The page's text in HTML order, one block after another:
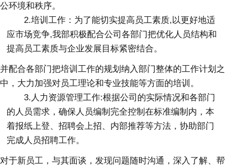
公环境和秩序。
2.培训工作：为了能切实提高员工素质,以更好地适
应市场竞争,我部积极配合公司各部门把优化人员结构和
提高员工素质与企业发展目标紧密结合。
并配合各部门把培训工作的规划纳入部门整体的工作计划之
中，大力加强对员工理论和专业技能等方面的培训。
3.人力资源管理工作:根据公司的实际情况和各部门
的人员需求，确保人员编制完全控制在标准编制内，本
着报纸上登、招聘会上招、内部推荐等方法，协助部门
完成人员招聘工作。
对于新员工，与其面谈，发现问题随时沟通，深入了解、帮